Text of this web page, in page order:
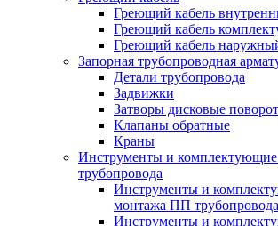
Греющий кабель
Греющий кабель
Греющий кабель
Запорная трубопроводная
Детали трубопровода
Задвижки
Затворы дисковые
Клапаны обратные
Краны
Инструменты и
трубопровода
Инструменты и
монтажа ПП
Инструменты и